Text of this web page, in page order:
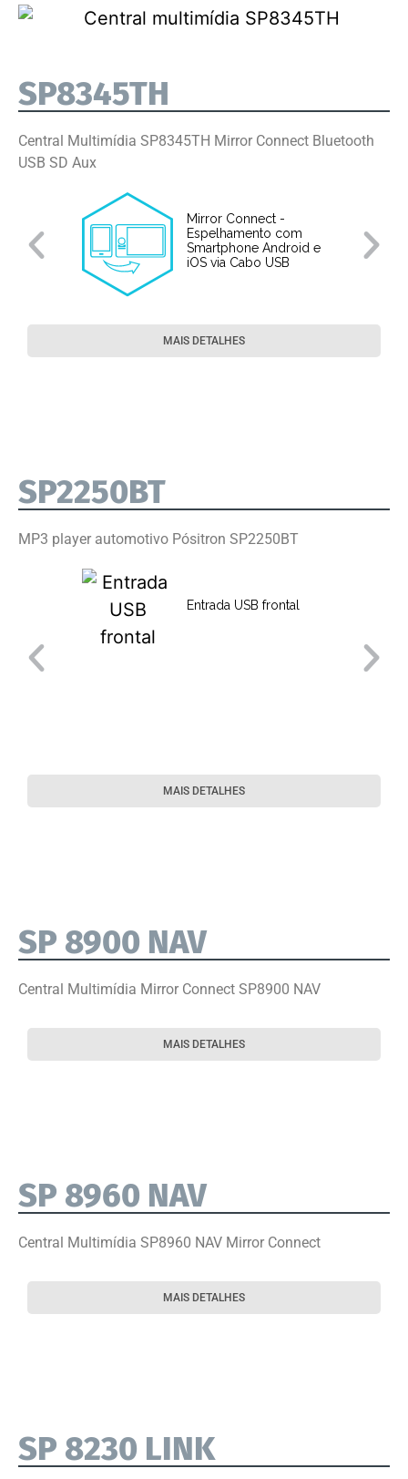
SP8345TH
Central Multimídia SP8345TH Mirror Connect Bluetooth
USB SD Aux
Mirror Connect -
Espelhamento com
Smartphone Android e
iOS via Cabo USB
MAIS DETALHES
SP2250BT
MP3 player automotivo Pósitron SP2250BT
Entrada USB frontal
MAIS DETALHES
SP 8900 NAV
Central Multimídia Mirror Connect SP8900 NAV
MAIS DETALHES
SP 8960 NAV
Central Multimídia SP8960 NAV Mirror Connect
MAIS DETALHES
SP 8230 LINK